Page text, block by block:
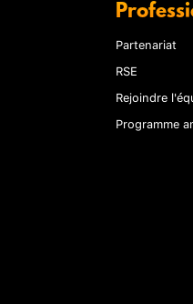
Partenariat
RSE
Rejoindre
Programme